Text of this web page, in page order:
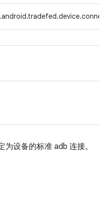
设备的标准 adb 连接。